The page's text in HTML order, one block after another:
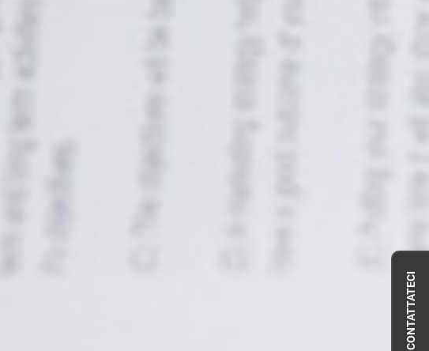
CONTATTATECI